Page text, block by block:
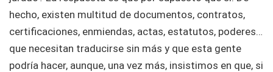
hecho, existen multitud de documentos, contratos,
certificaciones, enmiendas, actas, estatutos, poderes…
que necesitan traducirse sin más y que esta gente
podría hacer, aunque, una vez más, insistimos en que, si